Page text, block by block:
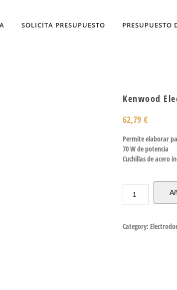
SOLICITA PRESUPUESTO PRESUPUESTO
Kenwood
62,79 €
Permite elaborar
70 W de potencia
Cuchillas de acero
Category: